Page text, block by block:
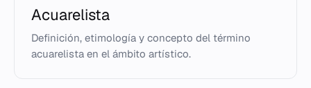
Acuarelista
Definición, etimología y concepto del término
acuarelista en el ámbito artístico.